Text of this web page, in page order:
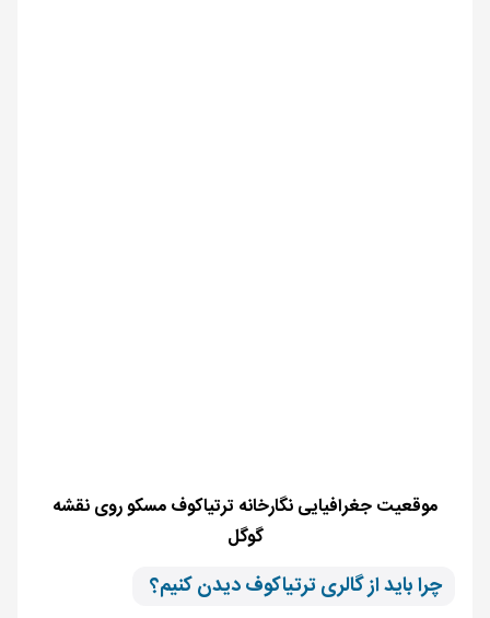
موقعیت جغرافیایی نگارخانه ترتیاکوف مسکو روی نقشه
گوگل
چرا باید از گالری ترتیاکوف دیدن کنیم؟